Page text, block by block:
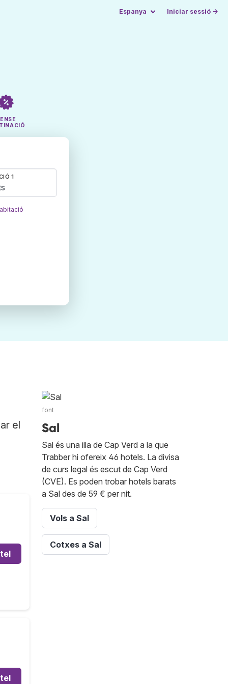
Espanya Iniciar sessió →
1
el
font
Sal
Sal és una illa de Cap Verd a la que
Trabber hi ofereix 46 hotels. La divisa
de curs legal és escut de Cap Verd
(CVE). Es poden trobar hotels barats
a Sal des de 59 € per nit.
Vols a Sal
Cotxes a Sal